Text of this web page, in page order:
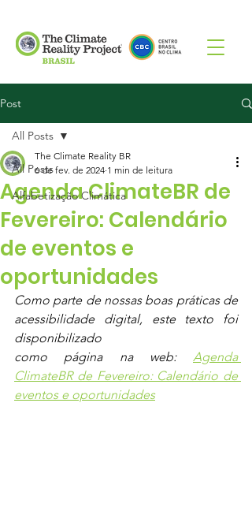
Post
All Posts
Alfabetização Climática
All Posts
Agenda ClimateBR de
Fevereiro: Calendário
de eventos e
oportunidades
The Climate Reality BR
6 de fev. de 2024 1 min de leitura
Como parte de nossas boas práticas de
acessibilidade digital, este texto foi
disponibilizado
como página na web: Agenda
ClimateBR de Fevereiro: Calendário de
eventos e oportunidades